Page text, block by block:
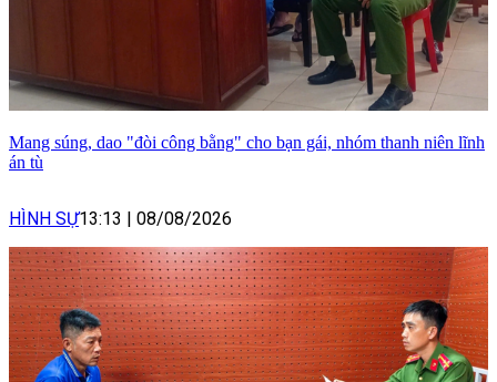
Mang súng, dao "đòi công bằng" cho bạn gái, nhóm thanh niên lĩnh
án tù
HÌNH SỰ13:13 08/08/2026